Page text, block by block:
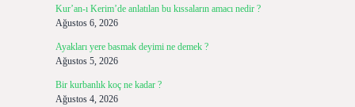
Kur’an-ı Kerim’de anlatılan bu kıssaların amacı nedir ?
Ağustos 6, 2026
Ayakları yere basmak deyimi ne demek ?
Ağustos 5, 2026
Bir kurbanlık koç ne kadar ?
Ağustos 4, 2026